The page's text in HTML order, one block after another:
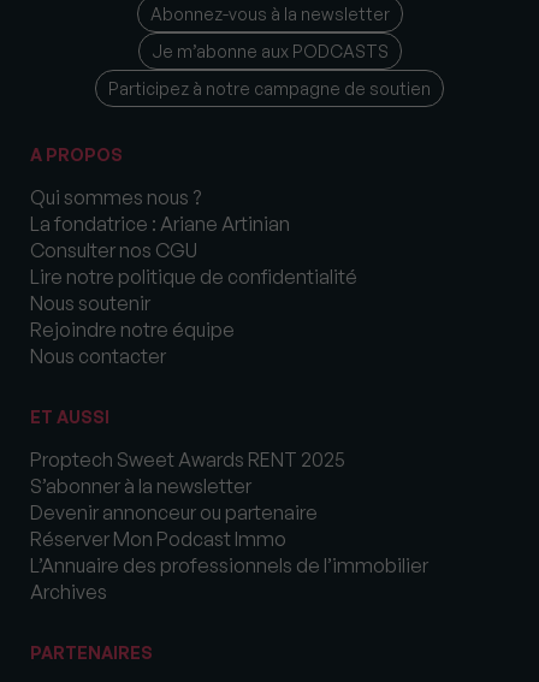
Abonnez-vous à la newsletter
Je m’abonne aux PODCASTS
Participez à notre campagne de soutien
A PROPOS
Qui sommes nous ?
La fondatrice : Ariane Artinian
Consulter nos CGU
Lire notre politique de confidentialité
Nous soutenir
Rejoindre notre équipe
Nous contacter
ET AUSSI
Proptech Sweet Awards RENT 2025
S’abonner à la newsletter
Devenir annonceur ou partenaire
Réserver Mon Podcast Immo
L’Annuaire des professionnels de l’immobilier
Archives
PARTENAIRES